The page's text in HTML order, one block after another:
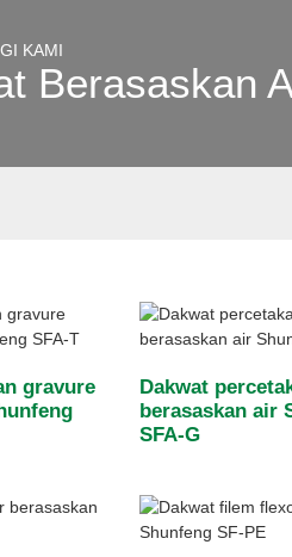
KAMI
Berasaskan
gravure
Dakwat
berasaskan air
SFA-G